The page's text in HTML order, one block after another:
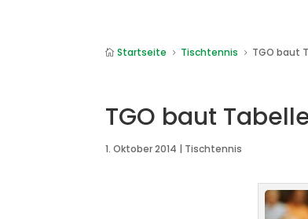
 Startseite 5 Tischtennis 5 TGO baut
TGO baut
1. Oktober 2014 | Tischtennis